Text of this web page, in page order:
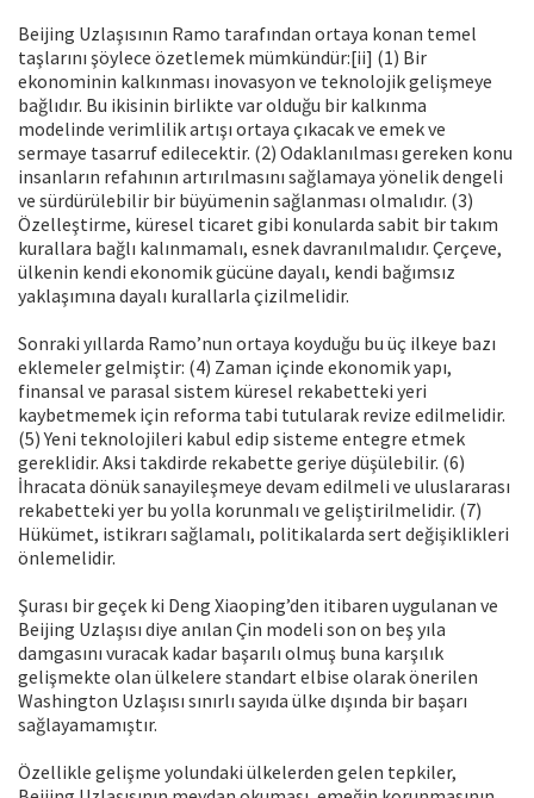
Beijing Uzlaşısının Ramo tarafından ortaya konan temel
taşlarını şöylece özetlemek mümkündür:[ii] (1) Bir
ekonominin kalkınması inovasyon ve teknolojik gelişmeye
bağlıdır. Bu ikisinin birlikte var olduğu bir kalkınma
modelinde verimlilik artışı ortaya çıkacak ve emek ve
sermaye tasarruf edilecektir. (2) Odaklanılması gereken konu
insanların refahının artırılmasını sağlamaya yönelik dengeli
ve sürdürülebilir bir büyümenin sağlanması olmalıdır. (3)
Özelleştirme, küresel ticaret gibi konularda sabit bir takım
kurallara bağlı kalınmamalı, esnek davranılmalıdır. Çerçeve,
ülkenin kendi ekonomik gücüne dayalı, kendi bağımsız
yaklaşımına dayalı kurallarla çizilmelidir.
Sonraki yıllarda Ramo’nun ortaya koyduğu bu üç ilkeye bazı
eklemeler gelmiştir: (4) Zaman içinde ekonomik yapı,
finansal ve parasal sistem küresel rekabetteki yeri
kaybetmemek için reforma tabi tutularak revize edilmelidir.
(5) Yeni teknolojileri kabul edip sisteme entegre etmek
gereklidir. Aksi takdirde rekabette geriye düşülebilir. (6)
İhracata dönük sanayileşmeye devam edilmeli ve uluslararası
rekabetteki yer bu yolla korunmalı ve geliştirilmelidir. (7)
Hükümet, istikrarı sağlamalı, politikalarda sert değişiklikleri
önlemelidir.
Şurası bir geçek ki Deng Xiaoping’den itibaren uygulanan ve
Beijing Uzlaşısı diye anılan Çin modeli son on beş yıla
damgasını vuracak kadar başarılı olmuş buna karşılık
gelişmekte olan ülkelere standart elbise olarak önerilen
Washington Uzlaşısı sınırlı sayıda ülke dışında bir başarı
sağlayamamıştır.
Özellikle gelişme yolundaki ülkelerden gelen tepkiler,